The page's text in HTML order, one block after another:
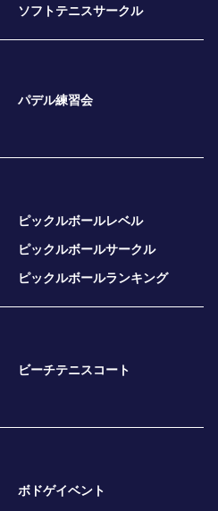
ソフトテニスサークル
パデル練習会
ピックルボールレベル
ピックルボールサークル
ピックルボールランキング
ビーチテニスコート
ボドゲイベント